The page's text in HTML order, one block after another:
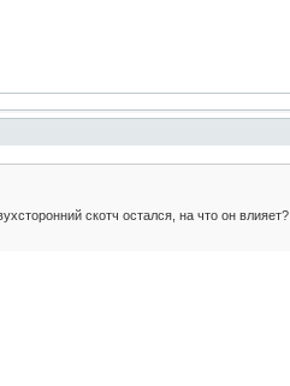
скотч остался, на что он влияет?